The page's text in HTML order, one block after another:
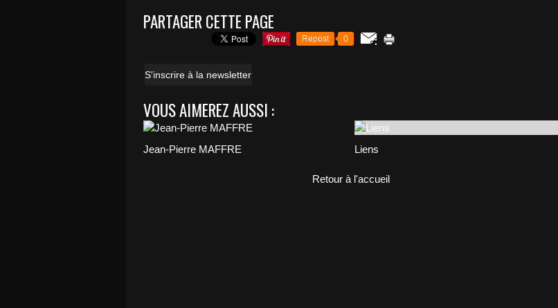
PARTAGER CETTE PAGE
Repost 0
S'inscrire à la newsletter
VOUS AIMEREZ AUSSI :
Jean-Pierre MAFFRE Liens
Retour à l'accueil